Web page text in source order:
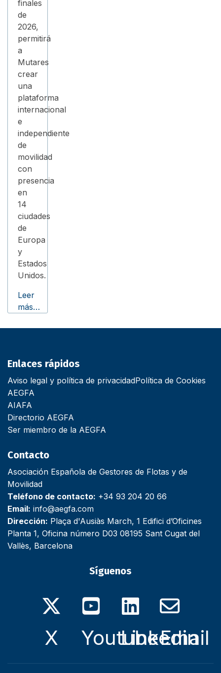
finales
de
2026,
permitirá
a
Mutares
crear
una
plataforma
internacional
e
independiente
de
movilidad
con
presencia
en
14
ciudades
de
Europa
y
Estados
Unidos.
Leer
más…
Enlaces rápidos
Aviso legal y política de privacidadPolítica de Cookies
AEGFA
AIAFA
Directorio AEGFA
Ser miembro de la AEGFA
Contacto
Asociación Española de Gestores de Flotas y de
Movilidad
Teléfono de contacto: +34 93 204 20 66
Email: info@aegfa.com
Dirección: Plaça d'Ausiàs March, 1 Edifici d’Oficines
Planta 1, Oficina número D03 08195 Sant Cugat del
Vallès, Barcelona
Síguenos
X YoutubeLinkedin
Email